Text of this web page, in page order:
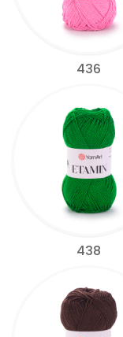
436
438